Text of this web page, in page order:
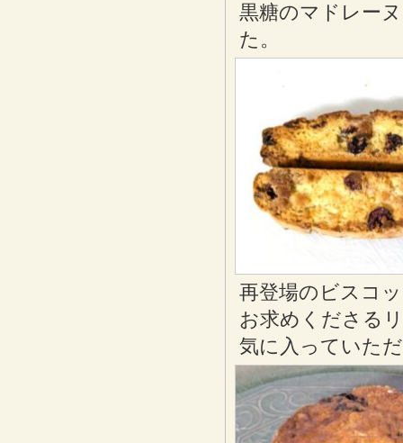
黒糖のマドレー
た。
再登場のビスコ
お求めくださる
気に入っていた